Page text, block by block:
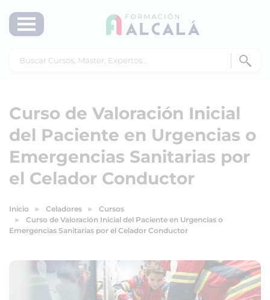
Curso de Valoración Inicial
del Paciente en Urgencias o
Emergencias Sanitarias por
el Celador Conductor
Inicio Celadores
Cursos
Curso de Valoración Inicial del Paciente en Urgencias o
Emergencias Sanitarias por el Celador Conductor